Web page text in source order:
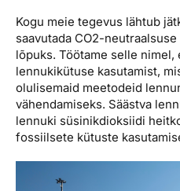
Kogu meie tegevus lähtub
saavutada CO2-
lõpuks. Töötame selle nimel,
lennukikütuse kasutamist,
olulisemaid meetodeid
vähendamiseks. Säästva
lennuki süsinikdioksiidi
fossiilsete kütuste